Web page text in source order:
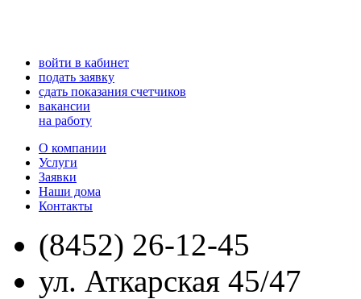
войти в кабинет
подать заявку
сдать показания счетчиков
вакансии
на работу
О компании
Услуги
Заявки
Наши дома
Контакты
(8452) 26-12-45
ул. Аткарская 45/47